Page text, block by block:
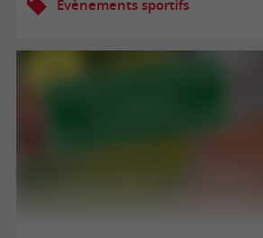
Evènements sportifs